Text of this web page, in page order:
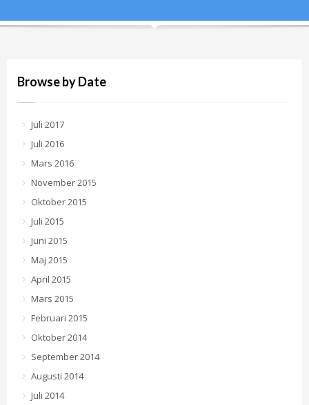
Browse by Date
Juli 2017
Juli 2016
Mars 2016
November 2015
Oktober 2015
Juli 2015
Juni 2015
Maj 2015
April 2015
Mars 2015
Februari 2015
Oktober 2014
September 2014
Augusti 2014
Juli 2014